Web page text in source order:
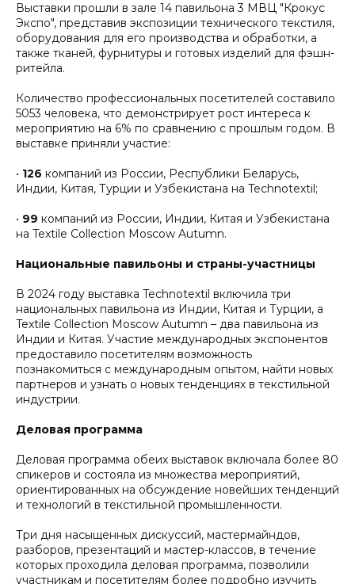
Выставки прошли в зале 14 павильона 3 МВЦ "Крокус
Экспо", представив экспозиции технического текстиля,
оборудования для его производства и обработки, а
также тканей, фурнитуры и готовых изделий для фэшн-
ритейла.
Количество профессиональных посетителей составило
5053 человека, что демонстрирует рост интереса к
мероприятию на 6% по сравнению с прошлым годом. В
выставке приняли участие:
• 126 компаний из России, Республики Беларусь,
Индии, Китая, Турции и Узбекистана на Technotextil;
• 99 компаний из России, Индии, Китая и Узбекистана
на Textile Collection Moscow Autumn.
Национальные павильоны и страны-участницы
В 2024 году выставка Technotextil включила три
национальных павильона из Индии, Китая и Турции, а
Textile Collection Moscow Autumn – два павильона из
Индии и Китая. Участие международных экспонентов
предоставило посетителям возможность
познакомиться с международным опытом, найти новых
партнеров и узнать о новых тенденциях в текстильной
индустрии.
Деловая программа
Деловая программа обеих выставок включала более 80
спикеров и состояла из множества мероприятий,
ориентированных на обсуждение новейших тенденций
и технологий в текстильной промышленности.
Три дня насыщенных дискуссий, мастермайндов,
разборов, презентаций и мастер-классов, в течение
которых проходила деловая программа, позволили
участникам и посетителям более подробно изучить